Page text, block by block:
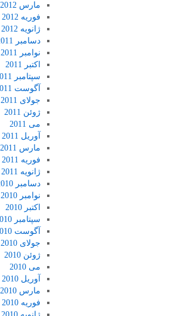
مارس 2012
فوریه 2012
ژانویه 2012
دسامبر 2011
نوامبر 2011
اکتبر 2011
سپتامبر 2011
آگوست 2011
جولای 2011
ژوئن 2011
می 2011
آوریل 2011
مارس 2011
فوریه 2011
ژانویه 2011
دسامبر 2010
نوامبر 2010
اکتبر 2010
سپتامبر 2010
آگوست 2010
جولای 2010
ژوئن 2010
می 2010
آوریل 2010
مارس 2010
فوریه 2010